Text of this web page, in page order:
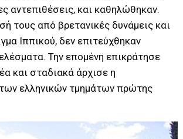
αντεπιθέσεις, και καθηλώθηκαν.
τους από βρετανικές δυνάμεις και
Ιππικού, δεν επιτεύχθηκαν
Την επομένη επικράτησε
και σταδιακά άρχισε η
ελληνικών τμημάτων πρώτης